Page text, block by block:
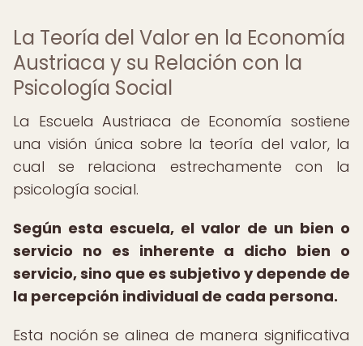
La Teoría del Valor en la Economía
Austriaca y su Relación con la
Psicología Social
La Escuela Austriaca de Economía sostiene
una visión única sobre la teoría del valor, la
cual se relaciona estrechamente con la
psicología social.
Según esta escuela, el valor de un bien o
servicio no es inherente a dicho bien o
servicio, sino que es subjetivo y depende de
la percepción individual de cada persona.
Esta noción se alinea de manera significativa